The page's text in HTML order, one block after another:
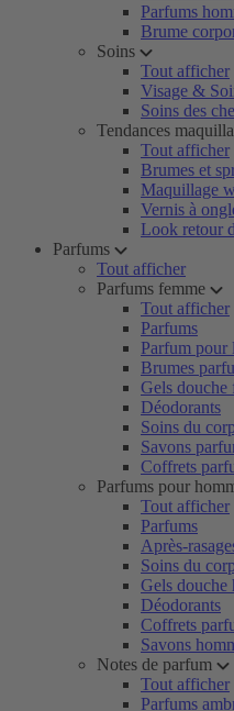
Parfums
Brume
Soins
Tout afficher
Visage &
Soins des
Tendances
Tout afficher
Brumes et
Maquillage
Vernis à
Look retour
Parfums
Tout afficher
Parfums femme
Tout afficher
Parfums
Parfum pour
Brumes
Gels douche
Déodorants
Soins du
Savons
Coffrets
Parfums pour
Tout afficher
Parfums
Après-
Soins du
Gels douche
Déodorants
Coffrets
Savons
Notes de parfum
Tout afficher
Parfums